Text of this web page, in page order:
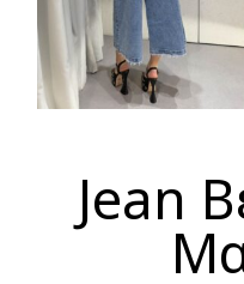
Jean